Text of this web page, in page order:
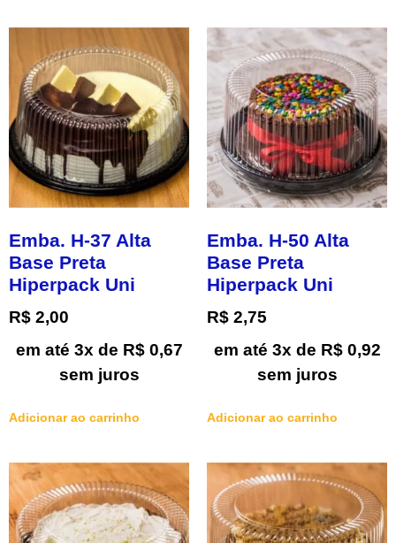
Emba. H-37 Alta
Base Preta
Hiperpack Uni
R$ 2,00
em até 3x de R$0,67
sem juros
Adicionar ao carrinho
Emba. H-50 Alta
Base Preta
Hiperpack Uni
R$ 2,75
em até 3x de R$0,92
sem juros
Adicionar ao carrinho